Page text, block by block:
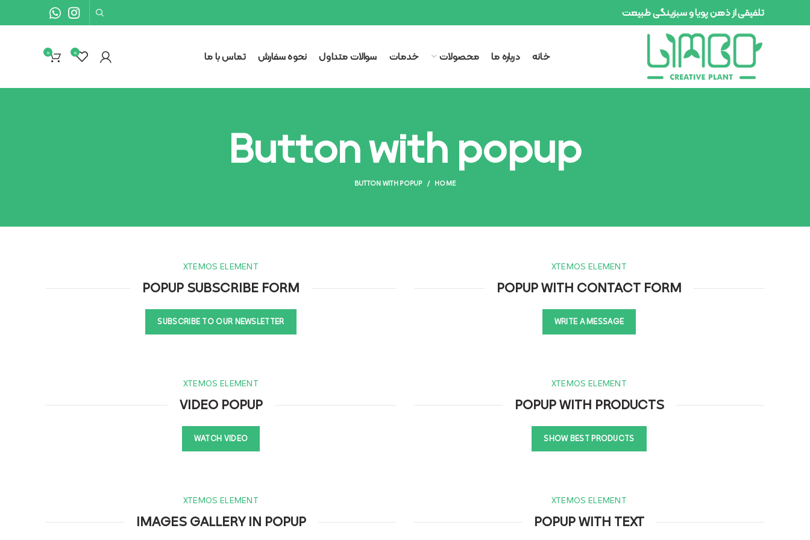
تلفیقی از ذهن پویا و سبزینگی طبیعت
خانه درباره ما محصولات خدمات سوالات متداول نحوه سفارش تماس با ما ۰ 0
Button with popup
HOME
BUTTON WITH POPUP
XTEMOS ELEMENT
POPUP WITH CONTACT FORM
WRITE A MESSAGE
XTEMOS ELEMENT
POPUP SUBSCRIBE FORM
SUBSCRIBE TO OUR NEWSLETTER
XTEMOS ELEMENT
POPUP WITH PRODUCTS
SHOW BEST PRODUCTS
XTEMOS ELEMENT
VIDEO POPUP
WATCH VIDEO
XTEMOS ELEMENT
POPUP WITH TEXT
XTEMOS ELEMENT
IMAGES GALLERY IN POPUP